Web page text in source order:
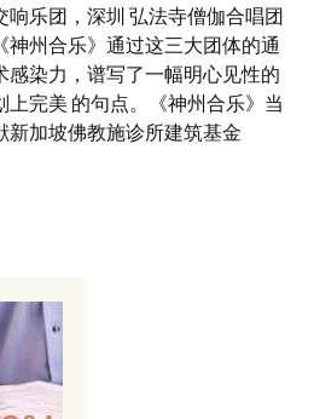
响乐团，深圳 弘法寺僧伽合唱团
州合乐》通过这三大团体的通
感染力，谱写了一幅明心见性的
完美 的句点。《神州合乐》当
新加坡佛教施诊所建筑基金